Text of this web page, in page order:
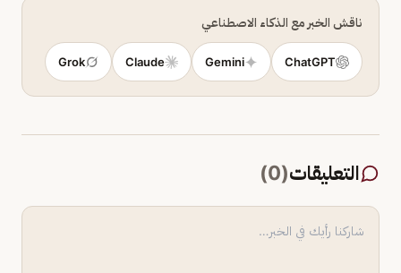
ناقش الخبر مع الذكاء الاصطناعي
ChatGPT
Gemini
Claude
Grok
التعليقات(
0
)